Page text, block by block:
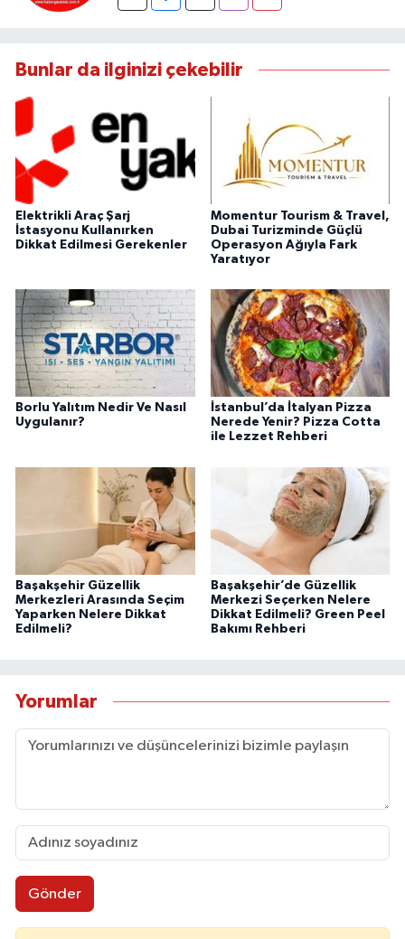
Bunlar da ilginizi çekebilir
Elektrikli Araç Şarj
İstasyonu Kullanırken
Dikkat Edilmesi Gerekenler
Momentur Tourism & Travel,
Dubai Turizminde Güçlü
Operasyon Ağıyla Fark
Yaratıyor
Borlu Yalıtım Nedir Ve Nasıl
Uygulanır?
İstanbul’da İtalyan Pizza
Nerede Yenir? Pizza Cotta
ile Lezzet Rehberi
Başakşehir Güzellik
Merkezleri Arasında Seçim
Yaparken Nelere Dikkat
Edilmeli?
Başakşehir’de Güzellik
Merkezi Seçerken Nelere
Dikkat Edilmeli? Green Peel
Bakımı Rehberi
Yorumlar
Gönder